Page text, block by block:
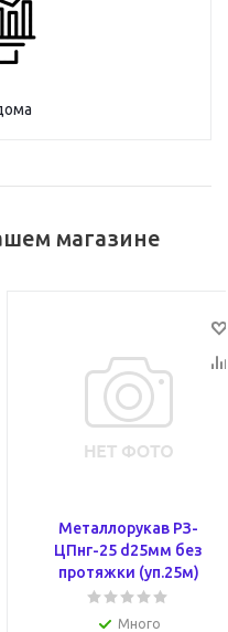
магазине
Металлорукав РЗ-
ЦПнг-25 d25мм без
протяжки (уп.25м)
Много